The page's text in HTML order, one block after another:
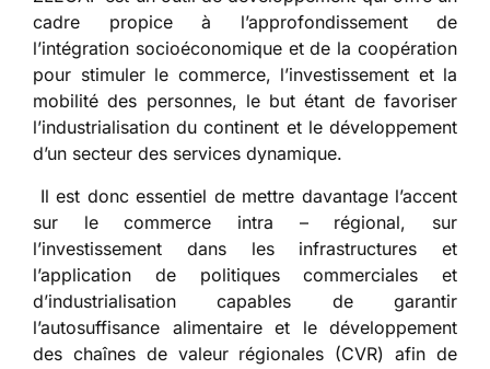
cadre propice à l’approfondissement de
l’intégration socioéconomique et de la coopération
pour stimuler le commerce, l’investissement et la
mobilité des personnes, le but étant de favoriser
l’industrialisation du continent et le développement
d’un secteur des services dynamique.
Il est donc essentiel de mettre davantage l’accent
sur le commerce intra – régional, sur
l’investissement dans les infrastructures et
l’application de politiques commerciales et
d’industrialisation capables de garantir
l’autosuffisance alimentaire et le développement
des chaînes de valeur régionales (CVR) afin de